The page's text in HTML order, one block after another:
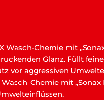
Wasch-Chemie mit
Glanz. Füllt
vor aggressiven
Chemie mit